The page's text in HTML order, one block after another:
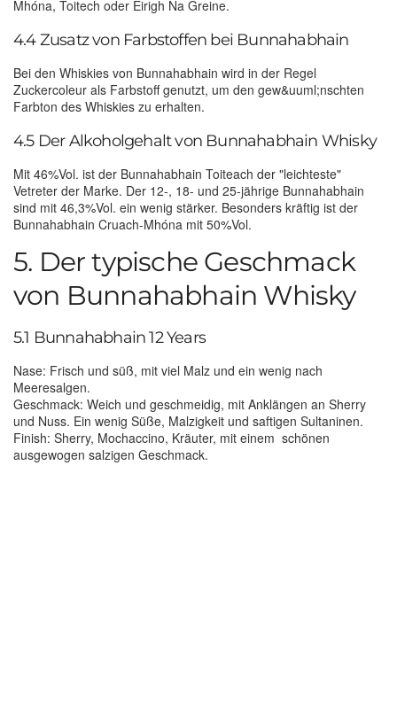
Mhóna, Toitech oder Eirigh Na Greine.
4.4 Zusatz von Farbstoffen bei Bunnahabhain
Bei den Whiskies von Bunnahabhain wird in der Regel
Zuckercoleur als Farbstoff genutzt, um den gew&uuml;nschten
Farbton des Whiskies zu erhalten.
4.5 Der Alkoholgehalt von Bunnahabhain Whisky
Mit 46%Vol. ist der Bunnahabhain Toiteach der "leichteste"
Vetreter der Marke. Der 12-, 18- und 25-jährige Bunnahabhain
sind mit 46,3%Vol. ein wenig stärker. Besonders kräftig ist der
Bunnahabhain Cruach-Mhóna mit 50%Vol.
5. Der typische Geschmack
von Bunnahabhain Whisky
5.1 Bunnahabhain 12 Years
Nase: Frisch und süß, mit viel Malz und ein wenig nach
Meeresalgen.
Geschmack: Weich und geschmeidig, mit Anklängen an Sherry
und Nuss. Ein wenig Süße, Malzigkeit und saftigen Sultaninen.
Finish: Sherry, Mochaccino, Kräuter, mit einem schönen
ausgewogen salzigen Geschmack.